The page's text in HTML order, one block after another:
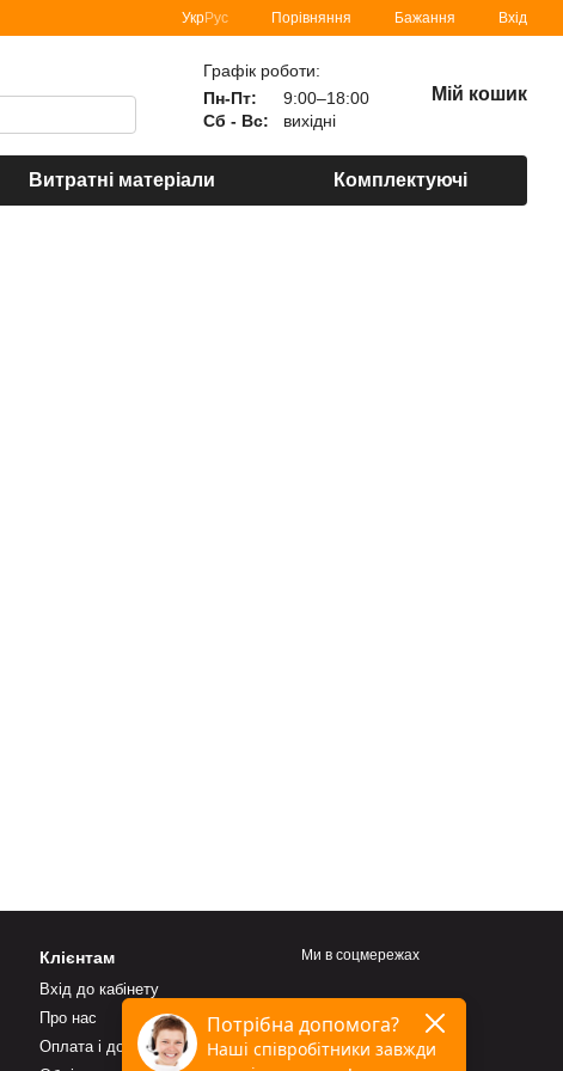
УкрРус Порівняння Бажання Вхід
Графік роботи:
Пн-Пт:
9:00–18:00
Сб - Вс:
вихідні
Мій кошик
Витратні матеріали Комплектуючі
Клієнтам
Вхід до кабінету
Про нас
Оплата і доставка
Ми в соцмережах